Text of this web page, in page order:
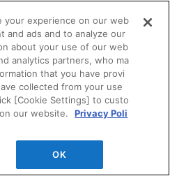
your experience on our web
and ads and to analyze our
about your use of our web
analytics partners, who ma
that you have provi
collected from your use
[Cookie Settings] to custo
our website.
Privacy Poli
OK